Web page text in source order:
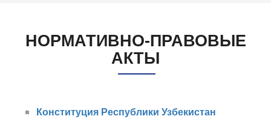
НОРМАТИВНО-ПРАВОВЫЕ
АКТЫ
Конституция Республики Узбекистан